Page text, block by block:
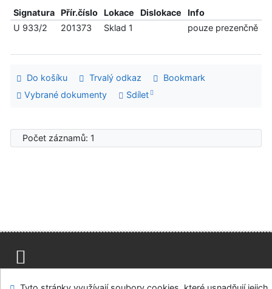
Signatura Přír.číslo Lokace Dislokace
Info
U 933/2
201373 Sklad 1 pouze prezenčně
Do košíku Trvalý odkaz
Bookmark
Vybrané dokumenty
Sdílet
Počet záznamů: 1